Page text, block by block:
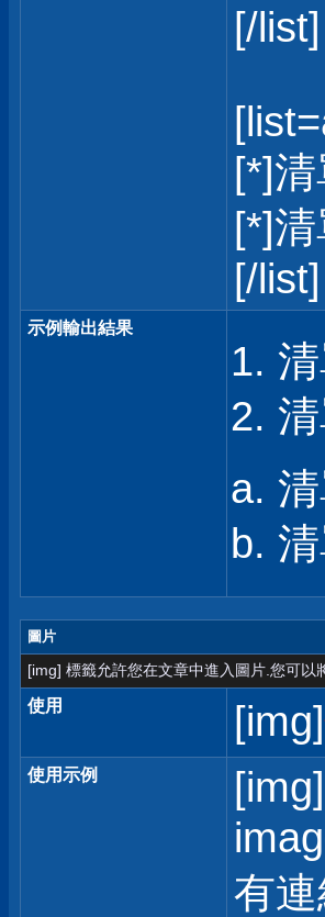
[/list]
[*]
[*]
[/list]
示例輸出結果
圖片
[img] 標籤允許您在文章中進入圖片.您可
使用 [img]
使用示例
有